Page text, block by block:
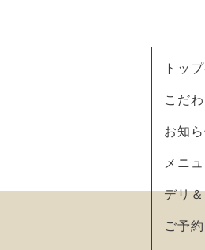
トッ
こだわ
お知
メニ
デリ
ご予